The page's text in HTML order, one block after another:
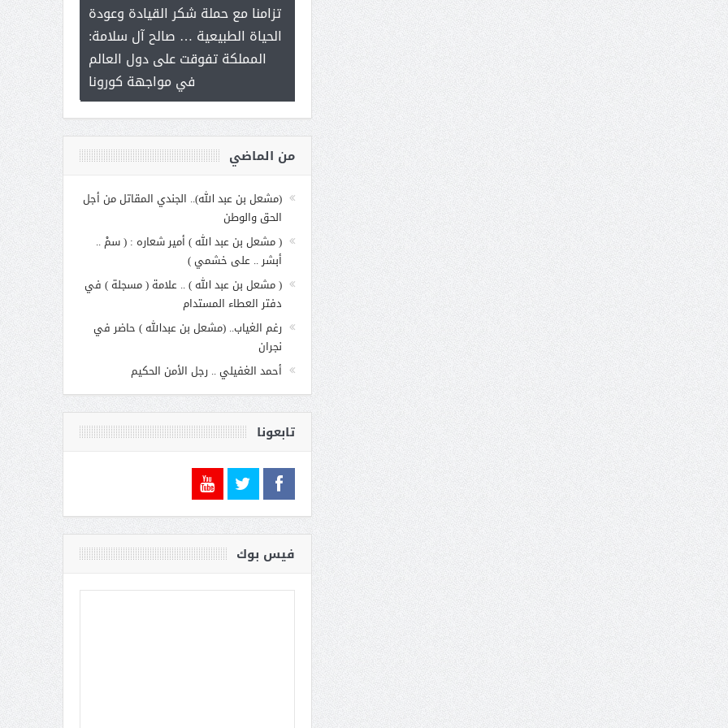
للإبداع
مع الأمين
بنت
تزامنا مع حملة شكر القيادة وعودة
الحياة الطبيعية … صالح آل سلامة:
المملكة تفوقت على دول العالم
في مواجهة كورونا
الانتخابات لن تؤثر على برامج
المجلس والشفافية هي أساس
عملنا
والمدير السابق للأكاديمية الأولمبية
في الامارات د . عبد الملك جاني :
منتدى ( اكتشاف المواهب
الاجتماعية ) فرصة للتوأمة بين
الرياضة والعمل الاجتماعي
من الماضي
(مشعل بن عبد الله).. الجندي المقاتل من أجل
الحق والوطن
( مشعل بن عبد الله ) أمير شعاره : ( سمْ ..
أبشر .. على خشمي )
( مشعل بن عبد الله ) .. علامة ( مسجلة ) في
دفتر العطاء المستدام
رغم الغياب.. (مشعل بن عبدالله ) حاضر في
نجران
أحمد الغفيلي .. رجل الأمن الحكيم
تابعونا
فيس بوك